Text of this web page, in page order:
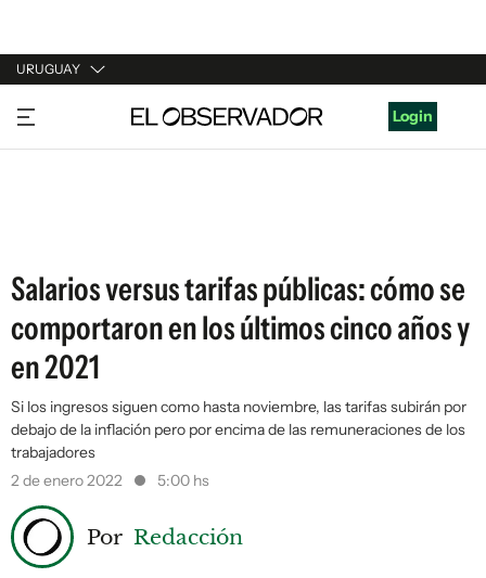
URUGUAY
URUGUAY
ARGENTINA
Login
Salarios versus tarifas públicas: cómo se
comportaron en los últimos cinco años y
en 2021
Si los ingresos siguen como hasta noviembre, las tarifas subirán por
debajo de la inflación pero por encima de las remuneraciones de los
trabajadores
2 de enero 2022
5:00 hs
Por Redacción